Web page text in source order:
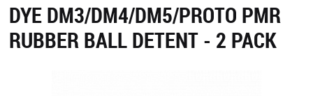
DYE DM3/DM4/DM5/PROTO PMR
RUBBER BALL DETENT - 2 PACK